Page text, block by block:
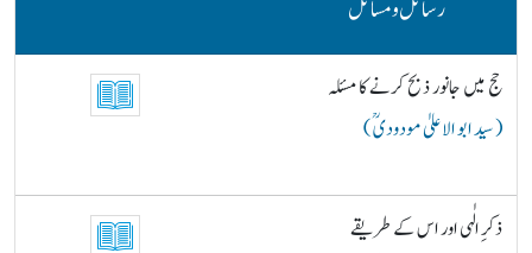
رسائل و مسائل
حج میں جانور ذبح کرنے کا مسئلہ
( سید ابو الاعلیٰ مودودیؒ )
ذکرِ الٰہی اور اس کے طریقے